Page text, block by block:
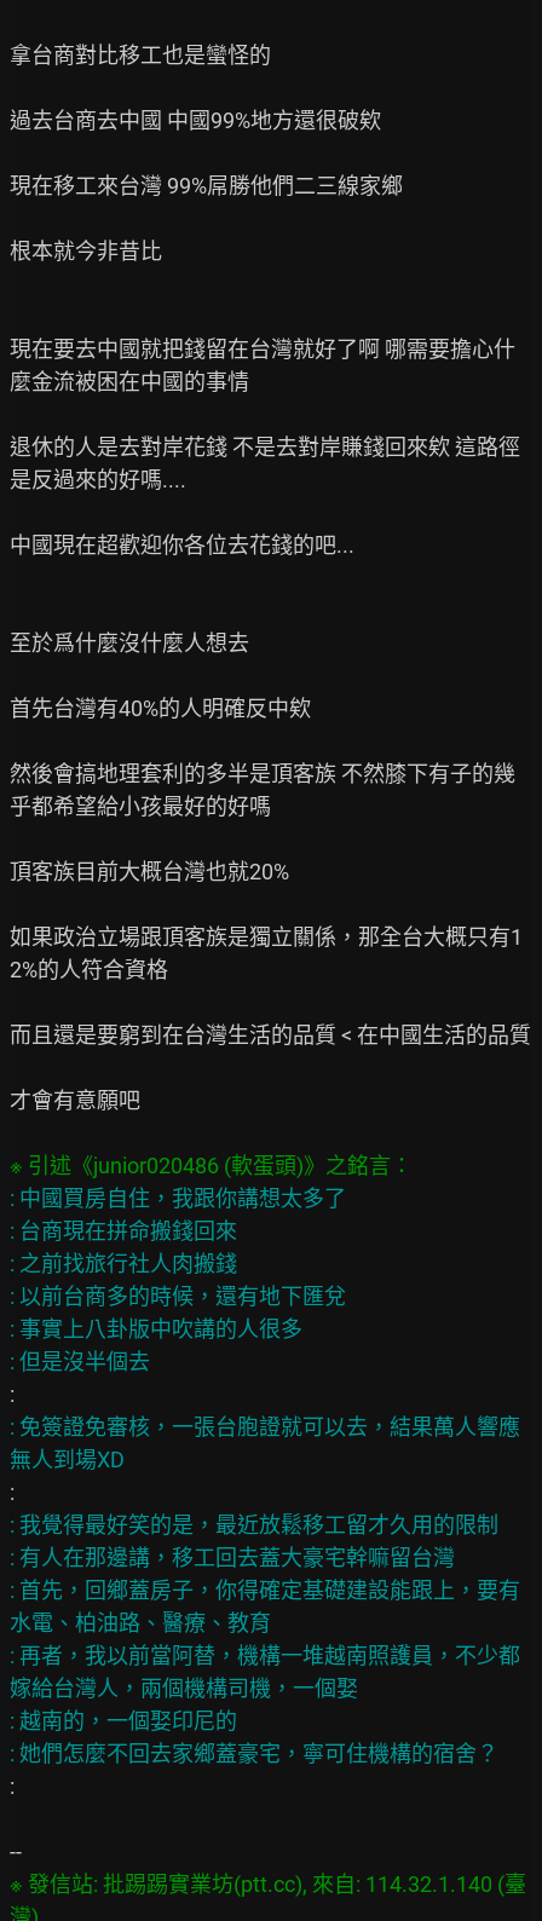
拿台商對比移工也是蠻怪的
過去台商去中國 中國99%地方還很破欸
現在移工來台灣 99%屌勝他們二三線家鄉
根本就今非昔比
現在要去中國就把錢留在台灣就好了啊 哪需要擔心什
麼金流被困在中國的事情
退休的人是去對岸花錢 不是去對岸賺錢回來欸 這路徑
是反過來的好嗎....
中國現在超歡迎你各位去花錢的吧...
至於爲什麼沒什麼人想去
首先台灣有40%的人明確反中欸
然後會搞地理套利的多半是頂客族 不然膝下有子的幾
乎都希望給小孩最好的好嗎
頂客族目前大概台灣也就20%
如果政治立場跟頂客族是獨立關係，那全台大概只有1
2%的人符合資格
而且還是要窮到在台灣生活的品質 < 在中國生活的品質
才會有意願吧
: 中國買房自住，我跟你講想太多了
: 台商現在拼命搬錢回來
: 之前找旅行社人肉搬錢
: 以前台商多的時候，還有地下匯兌
: 事實上八卦版中吹講的人很多
: 免簽證免審核，一張台胞證就可以去，結果萬人響應
: 我覺得最好笑的是，最近放鬆移工留才久用的限制
: 有人在那邊講，移工回去蓋大豪宅幹嘛留台灣
: 首先，回鄉蓋房子，你得確定基礎建設能跟上，要有
水電、柏油路、醫療、教育
: 再者，我以前當阿替，機構一堆越南照護員，不少都
嫁給台灣人，兩個機構司機，一個娶
: 越南的，一個娶印尼的
:
※ 發信站: 批踢踢實業坊(ptt.cc), 來自: 114.32.1.140 (臺